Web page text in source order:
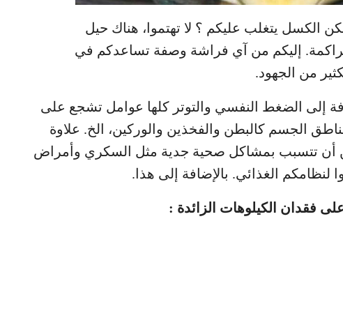
الكسل يتغلب عليكم ؟ لا تهتموا، هناك حيل
إليكم من آي فراشة وصفة تساعدكم في
من الجهود.
إلى الضغط النفسي والتوتر كلها عوامل تشجع على
الجسم كالبطن والفخذين والوركين، الخ. علاوة
أن تتسبب بمشاكل صحية جدية مثل السكري وأمراض
لنظامكم الغذائي. بالإضافة إلى هذا.
فقدان الكيلوهات الزائدة :